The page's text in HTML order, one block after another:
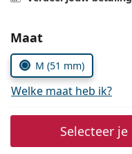
Prada
Alle merken
Kies
Maat
M (51 mm)
Welke maat heb ik?
Selecteer